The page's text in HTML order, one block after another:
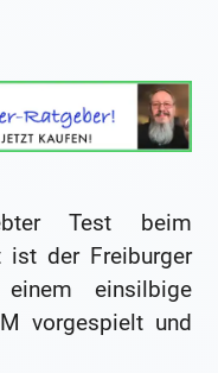
Test beim
ist der Freiburger
einsilbige
vorgespielt und